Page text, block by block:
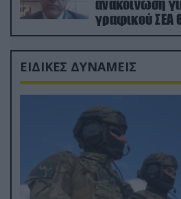
ανακοίνωση
γραφικού ΣΕΑ
Ρώσους
ΕΙΔΙΚΕΣ ΔΥΝΑΜΕΙΣ